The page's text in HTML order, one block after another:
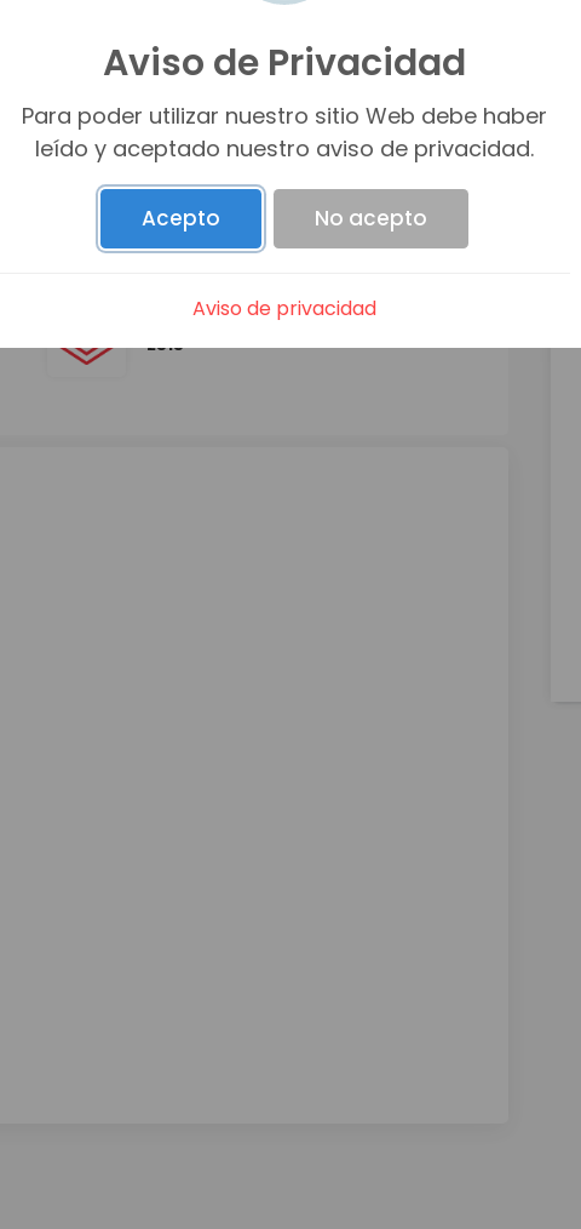
TERRENO
2515
Aviso de Privacidad
Para poder utilizar nuestro sitio Web debe haber
leído y aceptado nuestro aviso de privacidad.
Acepto No acepto
Aviso de privacidad